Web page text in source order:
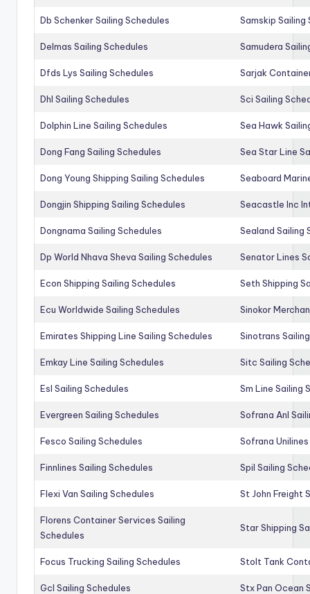
Db Schenker Sailing Schedules Samskip Sailing
Delmas Sailing Schedules Samudera
Dfds Lys Sailing Schedules Sarjak
Dhl Sailing Schedules Sci Sailing
Dolphin Line Sailing Schedules Sea Hawk
Dong Fang Sailing Schedules Sea Star Line
Dong Young Shipping Sailing Schedules Seaboard
Dongjin Shipping Sailing Schedules Seacastle Inc
Dongnama Sailing Schedules Sealand Sailing
Dp World Nhava Sheva Sailing Schedules Senator Lines
Econ Shipping Sailing Schedules Seth Shipping
Ecu Worldwide Sailing Schedules Sinokor
Emirates Shipping Line Sailing Schedules Sinotrans
Emkay Line Sailing Schedules Sitc Sailing
Esl Sailing Schedules Sm Line Sailing
Evergreen Sailing Schedules Sofrana Anl
Fesco Sailing Schedules Sofrana
Finnlines Sailing Schedules Spil Sailing
Flexi Van Sailing Schedules St John Freight
Florens Container Services Sailing
Schedules
Star Shipping
Focus Trucking Sailing Schedules Stolt Tank
Gcl Sailing Schedules Stx Pan Ocean